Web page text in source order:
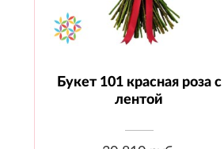
Состав: Роза 70 см - 101 шт.,
Лента
Букет 101 красная роза с
лентой